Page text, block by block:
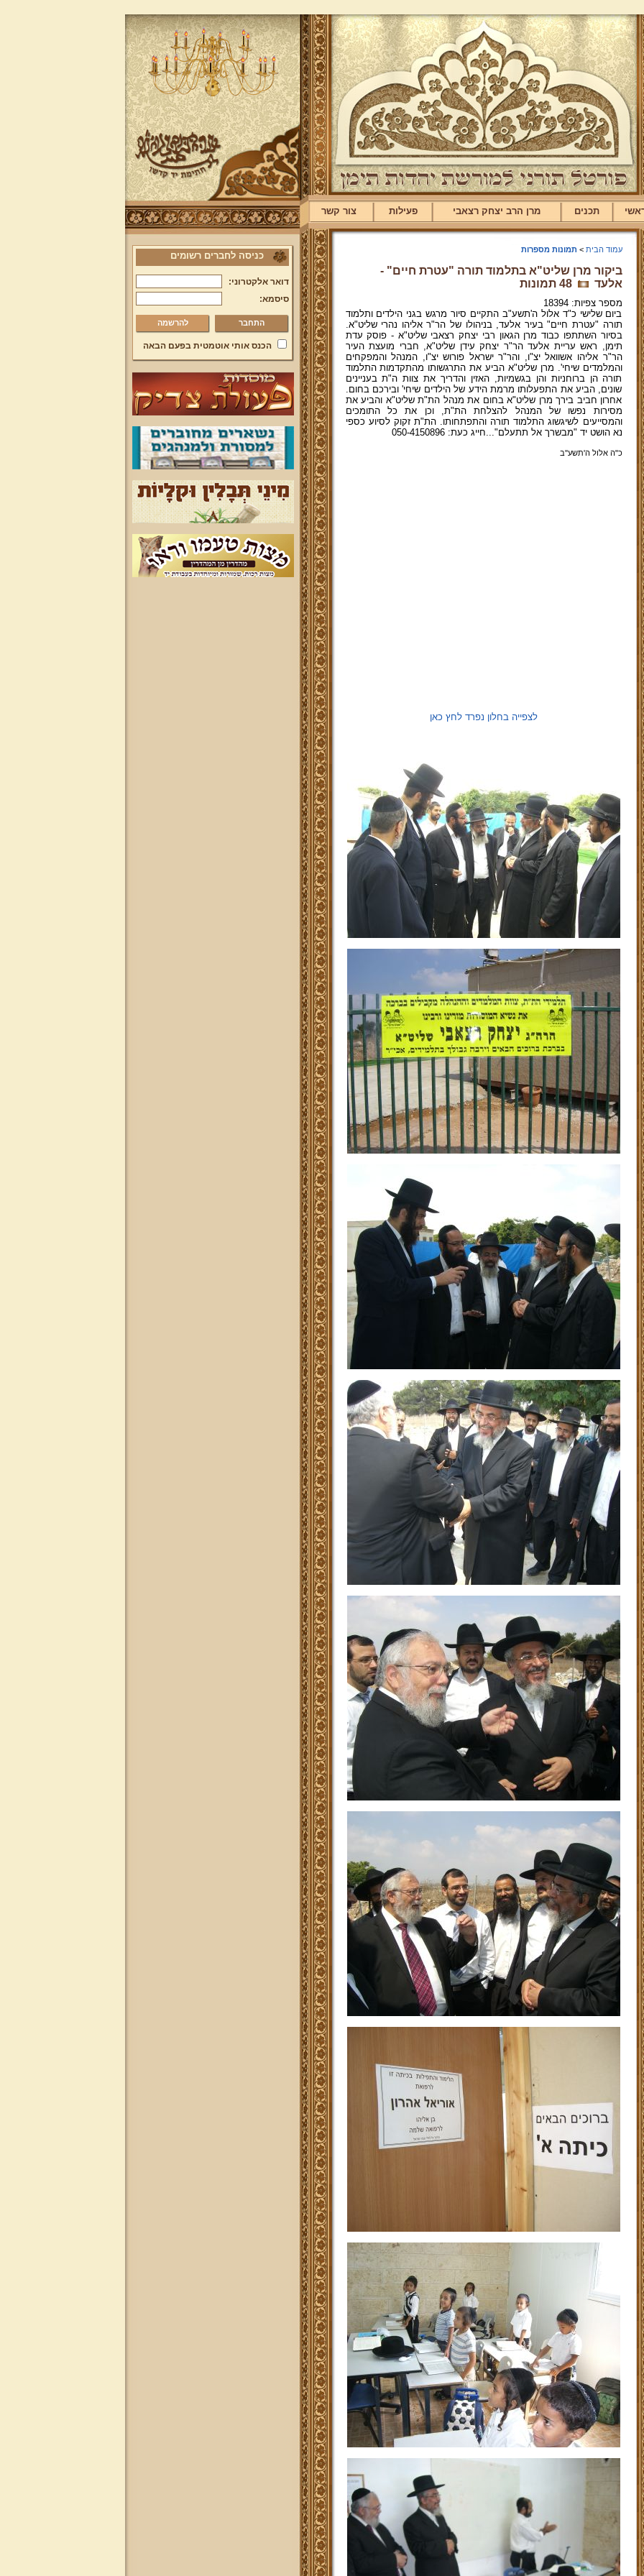
תכנים מרן הרב יצחק רצאבי פעילות צור קשר
עמוד הבית > תמונות מספרות
ביקור מרן שליט"א בתלמוד תורה "עטרת חיים" -
אלעד
48 תמונות
מספר צפיות: 18394
ביום שלישי כ"ד אלול ה'תשע"ב התקיים סיור מרגש בגני הילדים ותלמוד
תורה "עטרת חיים" בעיר אלעד, בניהולו של הר"ר אליהו נהרי שליט"א.
בסיור השתתפו כבוד מרן הגאון רבי יצחק רצאבי שליט"א - פוסק עדת
תימן, ראש עריית אלעד הר"ר יצחק עידן שליט"א, חברי מועצת העיר
הר"ר אליהו אשוואל יצ"ו, והר"ר ישראל פורוש יצ"ו, המנהל והמפקחים
והמלמדים שיחי'. מרן שליט"א הביע את התרגשותו מהתקדמות התלמוד
תורה הן ברוחניות והן בגשמיות, האזין והדריך את צוות ה"ת בעניינים
שונים, הביע את התפעלותו מרמת הידע של הילדים שיחי' ובירכם בחום.
אחרון חביב בירך מרן שליט"א בחום את מנהל הת"ת שליט"א והביע את
מסירות נפשו של המנהל להצלחת הת"ת, וכן את כל התומכים
והמסייעים לשיגשוג התלמוד תורה והתפתחותו. הת"ת זקוק לסיוע כספי
נא הושט יד "מבשרך אל תתעלם"...חייג כעת: 050-4150896
כ"ה אלול ה'תשע''ב
לצפייה בחלון נפרד לחץ כאן
כניסה לחברים רשומים
דואר אלקטרוני:
סיסמא:
להרשמה
הכנס אותי אוטמטית בפעם הבאה